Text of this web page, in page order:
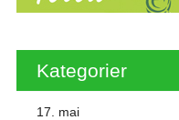
Kategorier
17. mai